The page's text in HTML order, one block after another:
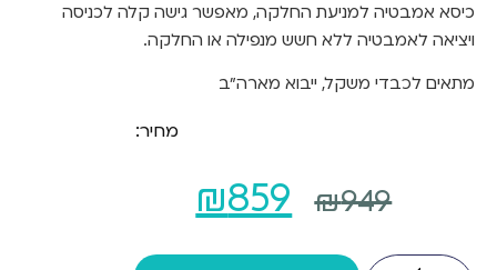
כיסא אמבטיה למניעת החלקה, מאפשר גישה קלה לכניסה
ויציאה לאמבטיה ללא חשש מנפילה או החלקה.
מתאים לכבדי משקל, ייבוא מארה"ב
מחיר:
₪949
המחיר
₪859
כמות